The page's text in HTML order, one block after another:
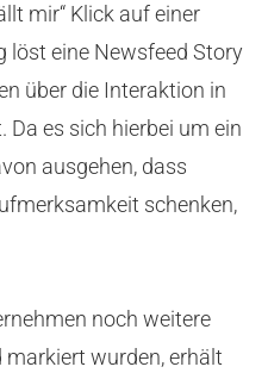
mir“ Klick auf einer
löst eine Newsfeed Story
über die Interaktion in
es sich hierbei um ein
ausgehen, dass
schenken,
noch weitere
markiert wurden, erhält